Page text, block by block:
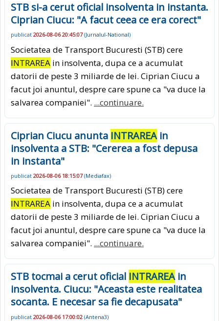
STB si-a cerut oficial insolventa in instanta.
Ciprian Ciucu: "A facut ceea ce era corect"
publicat 2026-08-06 20:45:07(Jurnalul-National)
Societatea de Transport Bucuresti (STB) cere
INTRAREA in insolventa, dupa ce a acumulat
datorii de peste 3 miliarde de lei. Ciprian Ciucu a
facut joi anuntul, despre care spune ca "va duce la
salvarea companiei". ...continuare.
Ciprian Ciucu anunta INTRAREAin
insolventa a STB: "Cererea a fost depusa
in instanta"
publicat 2026-08-06 18:15:07(Mediafax)
Societatea de Transport Bucuresti (STB) cere
INTRAREA in insolventa, dupa ce a acumulat
datorii de peste 3 miliarde de lei. Ciprian Ciucu a
facut joi anuntul, despre care spune ca "va duce la
salvarea companiei". ...continuare.
STB tocmai a cerut oficial INTRAREAin
insolventa. Ciucu: "Aceasta este realitatea
socanta. E necesar sa fie decapusata"
publicat 2026-08-06 17:00:02 (Antena3)